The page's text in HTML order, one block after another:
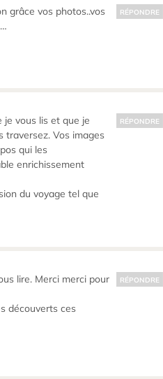
grâce vos photos..vos
RÉPONDRE
je vous lis et que je
traversez. Vos images
qui les
enrichissement
du voyage tel que
RÉPONDRE
lire. Merci merci pour
découverts ces
RÉPONDRE